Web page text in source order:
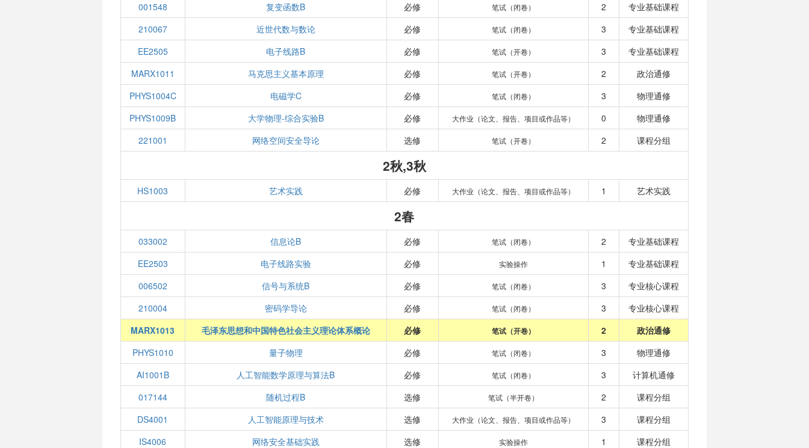
001548
复变函数B 必修 笔试（闭卷） 2
专业基础课程
210067
近世代数与数论 必修 笔试（闭卷） 3
专业基础课程
EE2505
电子线路B 必修 笔试（开卷） 3
专业基础课程
MARX1011
马克思主义基本原理 必修 笔试（开卷） 2
政治通修
PHYS1004C
电磁学C 必修 笔试（闭卷） 3
物理通修
PHYS1009B
大学物理-综合实验B 必修 大作业（论文、报告、项目或作品等） 0
物理通修
221001
网络空间安全导论 选修 笔试（开卷） 2 课程分组
2秋,3秋
HS1003 艺术实践 必修 大作业（论文、报告、项目或作品等） 1 艺术实践
2春
033002 信息论B 必修 笔试（闭卷） 2
专业基础课程
EE2503
电子线路实验 必修 实验操作 1
专业基础课程
006502
信号与系统B 必修 笔试（闭卷） 3
专业核心课程
210004
密码学导论 必修 笔试（闭卷） 3
专业核心课程
MARX1013
毛泽东思想和中国特色社会主义理论体系概论 必修 笔试（开卷） 2
政治通修
PHYS1010
量子物理 必修 笔试（闭卷） 3
物理通修
AI1001B
人工智能数学原理与算法B 必修 笔试（闭卷） 3
计算机通修
017144
随机过程B 选修 笔试（半开卷） 2
课程分组
DS4001
人工智能原理与技术 选修 大作业（论文、报告、项目或作品等） 3
课程分组
IS4006
网络安全基础实践 选修 实验操作 1 课程分组